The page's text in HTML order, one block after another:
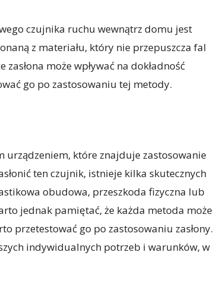
czujnika ruchu wewnątrz domu jest
z materiału, który nie przepuszcza fal
może wpływać na dokładność
go po zastosowaniu tej metody.
które znajduje zastosowanie
ten czujnik, istnieje kilka skutecznych
obudowa, przeszkoda fizyczna lub
jednak pamiętać, że każda metoda może
przetestować go po zastosowaniu zasłony.
indywidualnych potrzeb i warunków, w